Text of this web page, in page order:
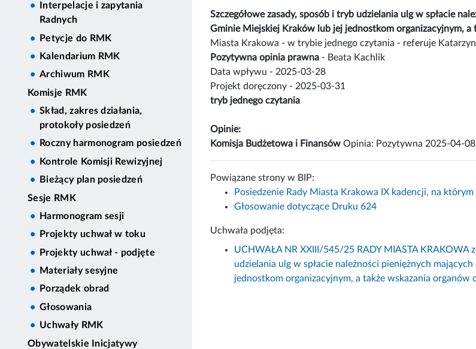
Interpelacje i zapytania
Radnych
Petycje do RMK
Kalendarium RMK
Archiwum RMK
Komisje RMK
Skład, zakres działania,
protokoły posiedzeń
Roczny harmonogram posiedzeń
Kontrole Komisji Rewizyjnej
Bieżący plan posiedzeń
Sesje RMK
Harmonogram sesji
Projekty uchwał w toku
Projekty uchwał - podjęte
Materiały sesyjne
Porządek obrad
Głosowania
Uchwały RMK
Obywatelskie Inicjatywy
Szczegółowe zasady, sposób i tryb udzielania ulg w spłacie
Gminie Miejskiej Kraków lub jej jednostkom organizacyjnym,
Miasta Krakowa - w trybie jednego czytania - referuje
Pozytywna opinia prawna - Beata Kachlik
Data wpływu - 2025-03-28
Projekt doręczony - 2025-03-31
tryb jednego czytania
Opinie:
Komisja Budżetowa i Finansów Opinia: Pozytywna 2025-04-
Powiązane strony w BIP:
Posiedzenie Rady Miasta Krakowa IX kadencji, na
Głosowanie dotyczące Druku 624
Uchwała podjęta:
UCHWAŁA NR XXIII/545/25 RADY MIASTA KRAKOWA
udzielania ulg w spłacie należności pieniężnych
jednostkom organizacyjnym, a także wskazania organów